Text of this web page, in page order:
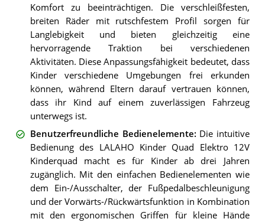
Komfort zu beeinträchtigen. Die verschleißfesten,
breiten Räder mit rutschfestem Profil sorgen für
Langlebigkeit und bieten gleichzeitig eine
hervorragende Traktion bei verschiedenen
Aktivitäten. Diese Anpassungsfähigkeit bedeutet, dass
Kinder verschiedene Umgebungen frei erkunden
können, während Eltern darauf vertrauen können,
dass ihr Kind auf einem zuverlässigen Fahrzeug
unterwegs ist.
Benutzerfreundliche Bedienelemente: Die intuitive
Bedienung des LALAHO Kinder Quad Elektro 12V
Kinderquad macht es für Kinder ab drei Jahren
zugänglich. Mit den einfachen Bedienelementen wie
dem Ein-/Ausschalter, der Fußpedalbeschleunigung
und der Vorwärts-/Rückwärtsfunktion in Kombination
mit den ergonomischen Griffen für kleine Hände